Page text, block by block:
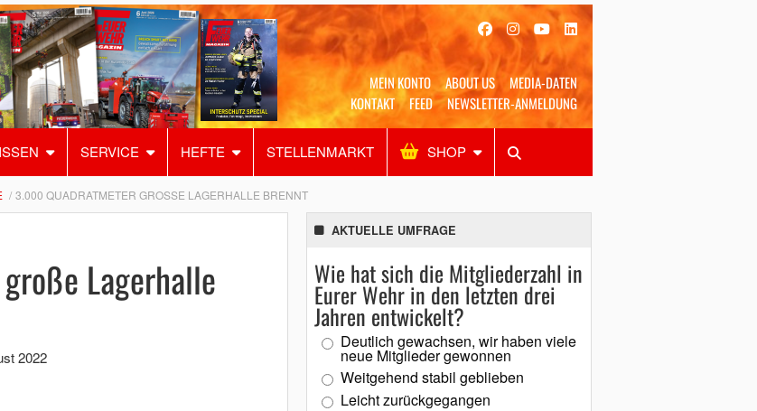
MEIN KONTO ABOUT US
MEDIA-DATEN
KONTAKT
FEED NEWSLETTER-ANMELDUNG
SERVICE HEFTE STELLENMARKT SHOP
Alles Shop SUCHEN
3.000 QUADRATMETER GROSSE LAGERHALLE BRENNT
Lagerhalle
2022
AKTUELLE UMFRAGE
Wie hat sich die Mitgliederzahl in
Eurer Wehr in den letzten drei
Jahren entwickelt?
Deutlich gewachsen, wir haben viele
neue Mitglieder gewonnen
Weitgehend stabil geblieben
Leicht zurückgegangen